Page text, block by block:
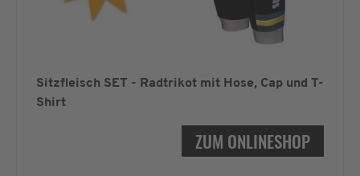
Sitzfleisch SET - Radtrikot mit Hose, Cap und T-
Shirt
ZUM ONLINESHOP